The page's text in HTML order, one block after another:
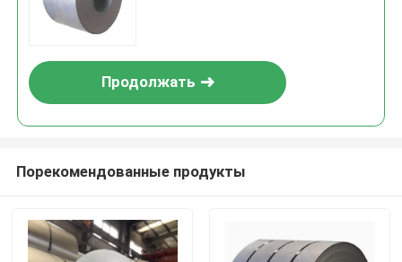
Продолжать
Порекомендованные продукты